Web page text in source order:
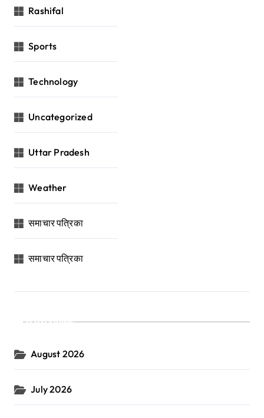
Rashifal
Sports
Technology
Uncategorized
Uttar Pradesh
Weather
समाचार पत्रिका
समाचार पत्रिका
Archives
August 2026
July 2026